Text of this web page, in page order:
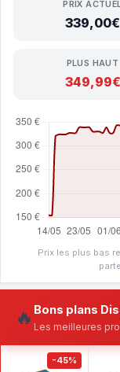
PRIX
339,00€
PLUS HAUT
349,99€
Prix les plus bas
🔥 Bons plans
Les meilleures
-45%